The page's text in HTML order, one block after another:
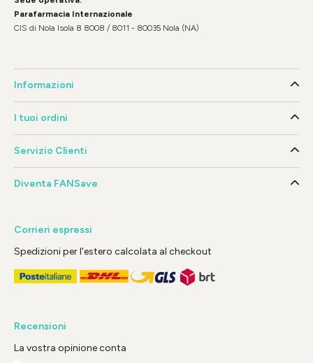
Parafarmacia Internazionale
CIS di Nola Isola 8 8008 / 8011 - 80035 Nola (NA)
Informazioni
I tuoi ordini
Servizio Clienti
Diventa FANSave
Corrieri espressi
Spedizioni per l'estero calcolata al checkout
Recensioni
La vostra opinione conta